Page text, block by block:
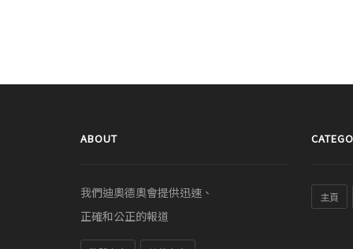
ABOUT
我們迪奧德奧會提供迅速、
正確和公正的報道
主頁